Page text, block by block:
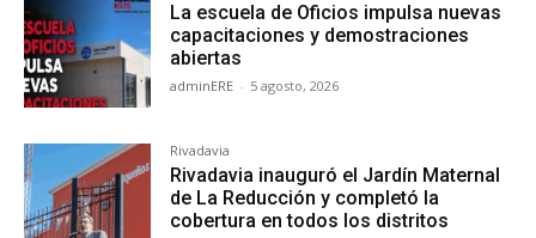
La escuela de Oficios impulsa nuevas
capacitaciones y demostraciones
abiertas
adminERE - 5 agosto, 2026
Rivadavia
Rivadavia inauguró el Jardín Maternal
de La Reducción y completó la
cobertura en todos los distritos